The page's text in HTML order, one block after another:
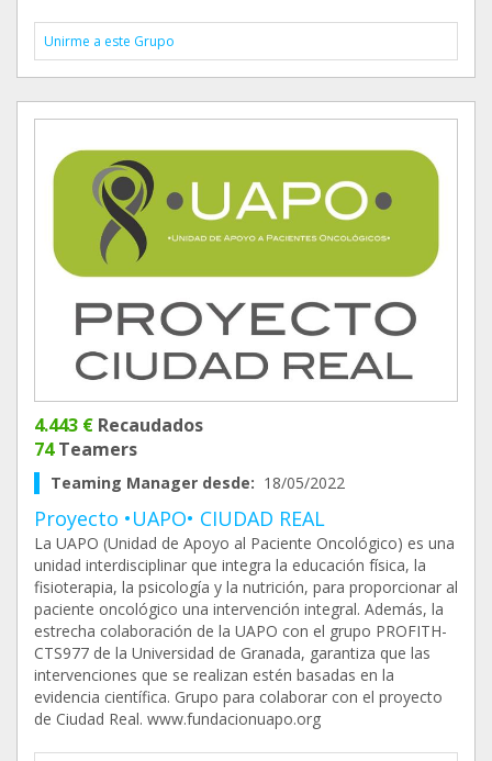
Unirme a este Grupo
4.443 € Recaudados
74Teamers
Teaming Manager desde: 18/05/2022
Proyecto •UAPO• CIUDAD REAL
La UAPO (Unidad de Apoyo al Paciente Oncológico) es una
unidad interdisciplinar que integra la educación física, la
fisioterapia, la psicología y la nutrición, para proporcionar al
paciente oncológico una intervención integral. Además, la
estrecha colaboración de la UAPO con el grupo PROFITH-
CTS977 de la Universidad de Granada, garantiza que las
intervenciones que se realizan estén basadas en la
evidencia científica. Grupo para colaborar con el proyecto
de Ciudad Real. www.fundacionuapo.org